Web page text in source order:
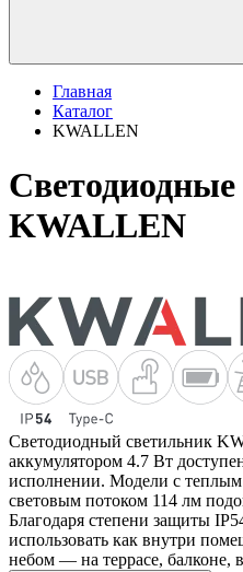
Главная
Каталог
KWALLEN
KWALLEN
Светодиодный светильник
аккумулятором 4.7 Вт
исполнении. Модели с
световым потоком 114 лм
Благодаря степени защиты
использовать как внутри
небом — на террасе, балконе,